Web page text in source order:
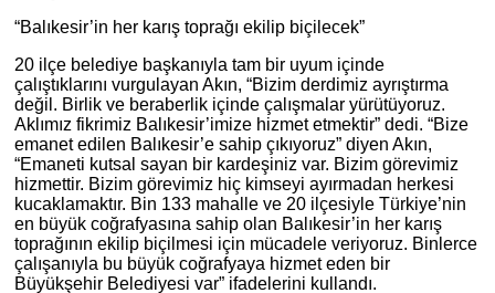
“Balıkesir’in her karış toprağı ekilip biçilecek”
20 ilçe belediye başkanıyla tam bir uyum içinde
çalıştıklarını vurgulayan Akın, “Bizim derdimiz ayrıştırma
değil. Birlik ve beraberlik içinde çalışmalar yürütüyoruz.
Aklımız fikrimiz Balıkesir’imize hizmet etmektir” dedi. “Bize
emanet edilen Balıkesir’e sahip çıkıyoruz” diyen Akın,
“Emaneti kutsal sayan bir kardeşiniz var. Bizim görevimiz
hizmettir. Bizim görevimiz hiç kimseyi ayırmadan herkesi
kucaklamaktır. Bin 133 mahalle ve 20 ilçesiyle Türkiye’nin
en büyük coğrafyasına sahip olan Balıkesir’in her karış
toprağının ekilip biçilmesi için mücadele veriyoruz. Binlerce
çalışanıyla bu büyük coğrafyaya hizmet eden bir
Büyükşehir Belediyesi var” ifadelerini kullandı.